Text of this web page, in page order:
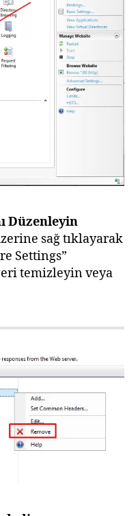
Düzenleyin
sağ tıklayarak
Settings”
temizleyin veya